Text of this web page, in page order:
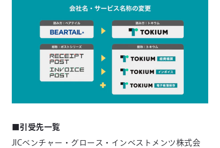
■引受先一覧
JICベンチャー・グロース・インベストメンツ株式会